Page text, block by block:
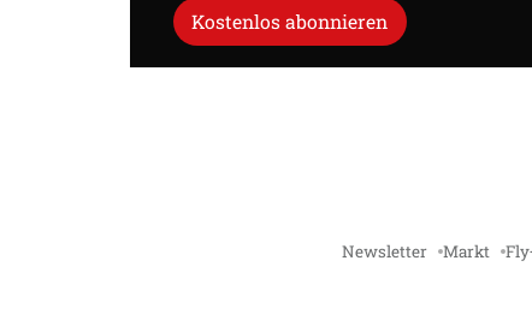
Kostenlos abonnieren
Newsletter Markt